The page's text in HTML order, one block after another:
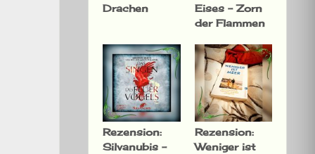
Drachen
Eises – Zorn
der Flammen
Rezension:
Silvanubis –
Rezension:
Weniger ist